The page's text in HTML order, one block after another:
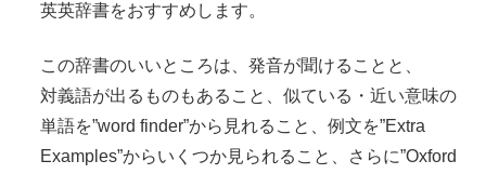
英英辞書をおすすめします。
この辞書のいいところは、発音が聞けることと、
対義語が出るものもあること、 似ている・近い意味の
単語を”word finder”から見れること、 例文を”Extra
Examples”からいくつか見られること、さらに”Oxford